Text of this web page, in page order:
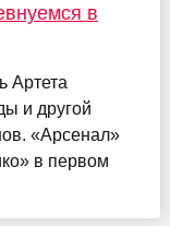
в
Артета
и другой
«Арсенал»
в первом